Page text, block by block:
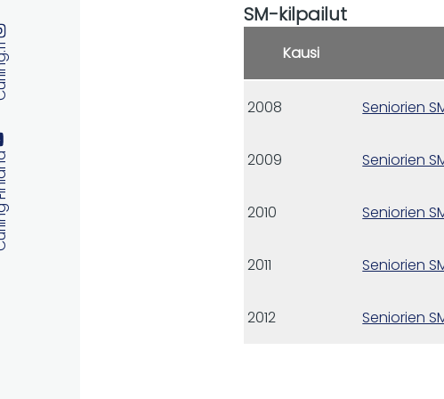
SM-kilpailut
Kausi
2008 Seniorien
2009 Seniorien
2010 Seniorien
2011 Seniorien
2012 Seniorien